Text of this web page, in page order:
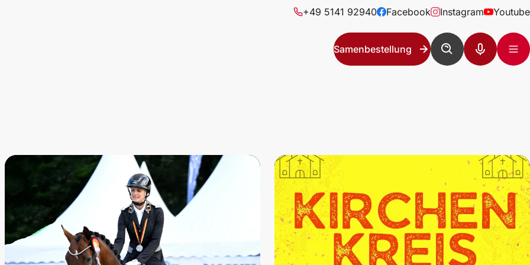
+49 5141 92940 Facebook Instagram Youtube
Samenbestellung